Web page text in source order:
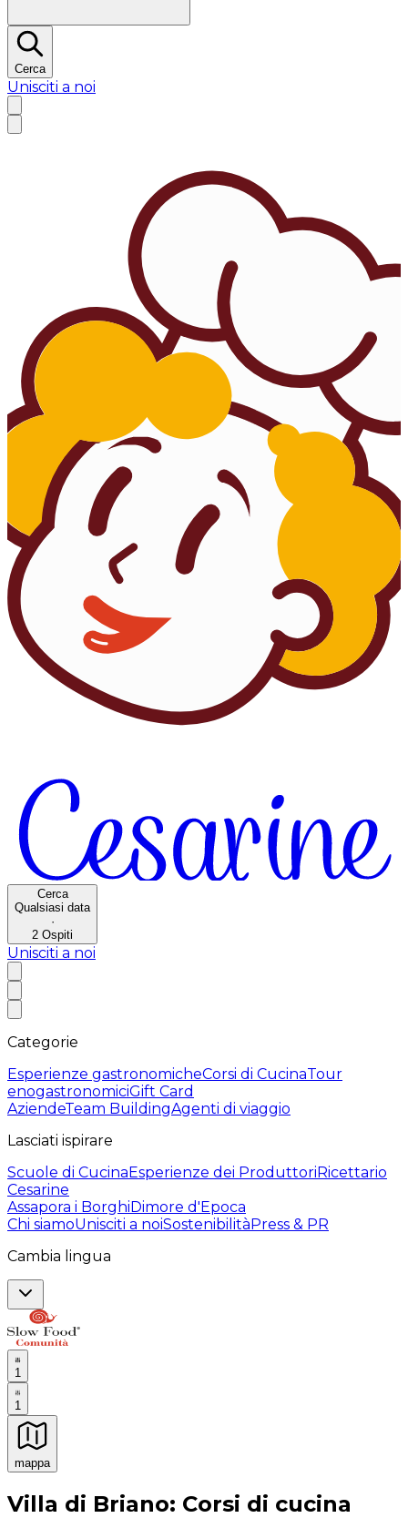
Cerca
Unisciti a noi
Cerca
Qualsiasi data
·
2 Ospiti
Unisciti a noi
Categorie
Esperienze gastronomicheCorsi di CucinaTour
enogastronomiciGift Card
AziendeTeam BuildingAgenti di viaggio
Lasciati ispirare
Scuole di CucinaEsperienze dei ProduttoriRicettario
Cesarine
Assapora i BorghiDimore d'Epoca
Chi siamoUnisciti a noiSostenibilitàPress & PR
Cambia lingua
1
1
mappa
Esperienze culinarie indimenticabili: Esperienze
Villa di Briano: Corsi di cucina